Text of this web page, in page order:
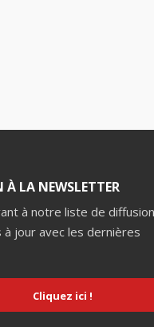
LA NEWSLETTER
à notre liste de
jour avec les dernières
Cliquez ici !